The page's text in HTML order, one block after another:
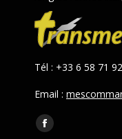
Tél : +33 6 58 71
Email :
Trouvez nous sur :
Facebook